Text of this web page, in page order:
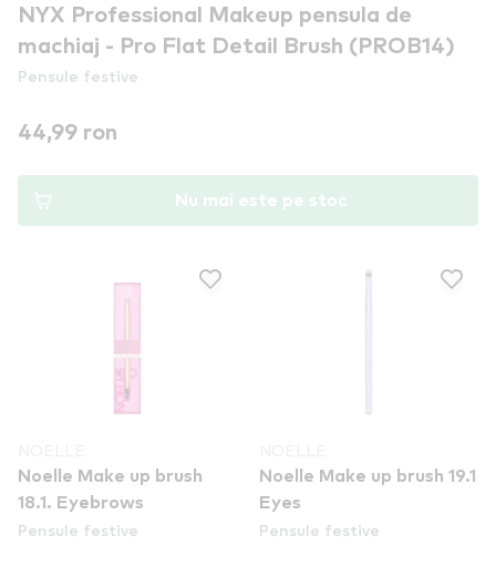
NYX Professional Makeup pensula de
machiaj - Pro Flat Detail Brush (PROB14)
Pensule festive
44,99 ron
Nu mai este pe stoc
Noelle Make up brush
18.1. Eyebrows
Pensule festive
Noelle Make up brush 19.1
Eyes
Pensule festive